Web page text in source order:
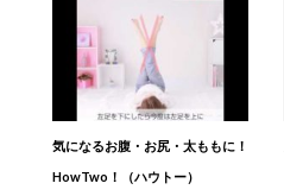
気になるお腹・お尻・太ももに！
HowTwo！（ハウトー）